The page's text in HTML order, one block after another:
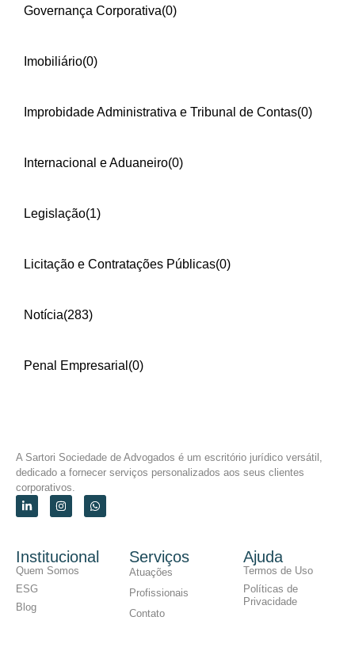
Governança Corporativa(0)
Imobiliário(0)
Improbidade Administrativa e Tribunal de Contas(0)
Internacional e Aduaneiro(0)
Legislação(1)
Licitação e Contratações Públicas(0)
Notícia(283)
Penal Empresarial (0)
A Sartori Sociedade de Advogados é um escritório jurídico versátil,
dedicado a fornecer serviços personalizados aos seus clientes
corporativos.
Institucional
Quem Somos
ESG
Blog
Serviços
Atuações
Profissionais
Contato
Ajuda
Termos de Uso
Políticas de
Privacidade